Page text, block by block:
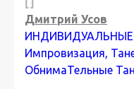
Дмитрий Усов
ИНДИВИДУАЛЬНЫЕ
Импровизация,
ОбнимаТельные